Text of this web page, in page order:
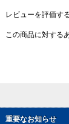
重要なお知らせ
レビューを評価す
この商品に対する